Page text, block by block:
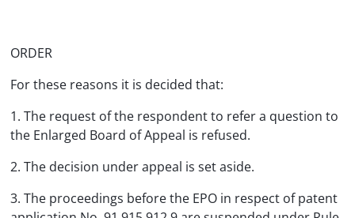
ORDER
For these reasons it is decided that:
1. The request of the respondent to refer a question to
the Enlarged Board of Appeal is refused.
2. The decision under appeal is set aside.
3. The proceedings before the EPO in respect of patent